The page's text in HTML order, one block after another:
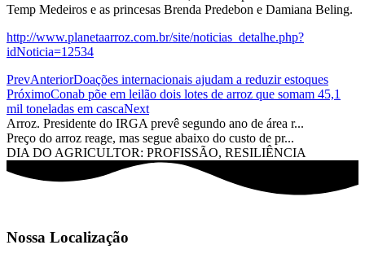
Temp Medeiros e as princesas Brenda Predebon e Damiana Beling.
http://www.planetaarroz.com.br/site/noticias_detalhe.php?
idNoticia=12534
PrevAnteriorDoações internacionais ajudam a reduzir estoques
PróximoConab põe em leilão dois lotes de arroz que somam 45,1
mil toneladas em cascaNext
Arroz. Presidente do IRGA prevê segundo ano de área r...
Preço do arroz reage, mas segue abaixo do custo de pr...
DIA DO AGRICULTOR: PROFISSÃO, RESILIÊNCIA
Nossa Localização